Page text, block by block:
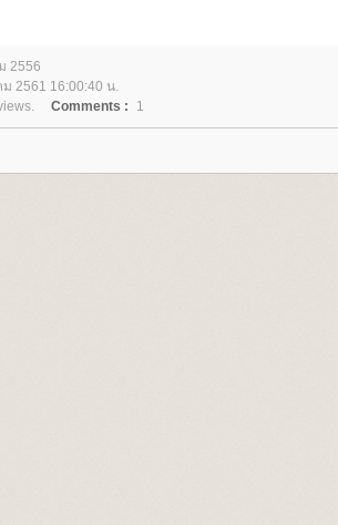
2556
2561 16:00:40 น.
Comments : 1